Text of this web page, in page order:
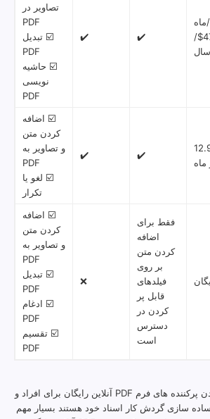
$47.88/
سال
✔️
✔️
تصاویر در
PDF
☑️ تبدیل
PDF
☑️ حاشیه
نویسی
PDF
$
ماه
✔️
✔️
☑️ اضافه
کردن متن
و تصاویر به
PDF
☑️ لغو یا
تکرار
فقط برای
اضافه
کردن متن
بر روی
فیلدهای
قابل پر
کردن در
دسترس
است
❌
☑️ اضافه
کردن متن
و تصاویر به
PDF
☑️ تبدیل
PDF
☑️ ادغام
PDF
☑️ تقسیم
PDF
در نتیجه، در دسترس بودن پرکننده های فرم PDF آنلاین رایگان برای افراد و
سازی گردش کار اسناد خود هستند بسیار مهم